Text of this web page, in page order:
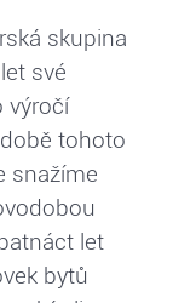
skupina
své
výročí
tohoto
snažíme
let
bytů